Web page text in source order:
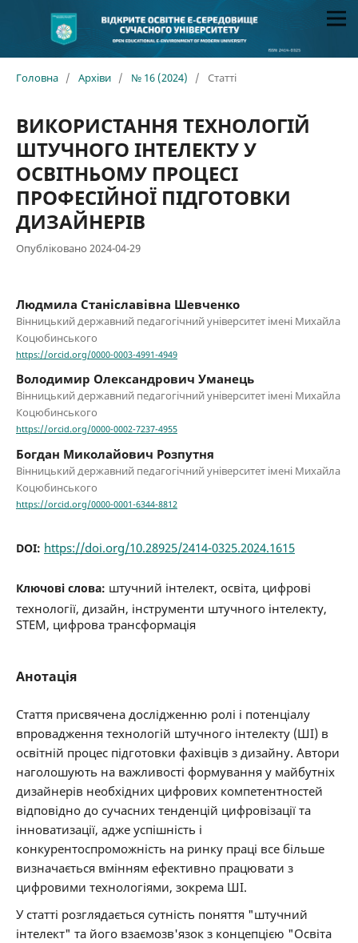
Головна / Архіви / № 16 (2024) / Статті
ВИКОРИСТАННЯ ТЕХНОЛОГІЙ
ШТУЧНОГО ІНТЕЛЕКТУ У
ОСВІТНЬОМУ ПРОЦЕСІ
ПРОФЕСІЙНОЇ ПІДГОТОВКИ
ДИЗАЙНЕРІВ
Опубліковано 2024-04-29
Людмила Станіславівна Шевченко
Вінницький державний педагогічний університет імені Михайла
Коцюбинського
https://orcid.org/0000-0003-4991-4949
Володимир Олександрович Уманець
Вінницький державний педагогічний університет імені Михайла
Коцюбинського
https://orcid.org/0000-0002-7237-4955
Богдан Миколайович Розпутня
Вінницький державний педагогічний університет імені Михайла
Коцюбинського
https://orcid.org/0000-0001-6344-8812
DOI: https://doi.org/10.28925/2414-0325.2024.1615
Ключові слова: штучний інтелект, освіта, цифрові
технології, дизайн, інструменти штучного інтелекту,
STEM, цифрова трансформація
Анотація
Стаття присвячена дослідженню ролі і потенціалу
впровадження технологій штучного інтелекту (ШІ) в
освітній процес підготовки фахівців з дизайну. Автори
наголошують на важливості формування у майбутніх
дизайнерів необхідних цифрових компетентностей
відповідно до сучасних тенденцій цифровізації та
інноватизації, адже успішність і
конкурентоспроможність на ринку праці все більше
визначається вмінням ефективно працювати з
цифровими технологіями, зокрема ШІ.
У статті розглядається сутність поняття "штучний
інтелект" та його взаємозв'язок з концепцією "Освіта